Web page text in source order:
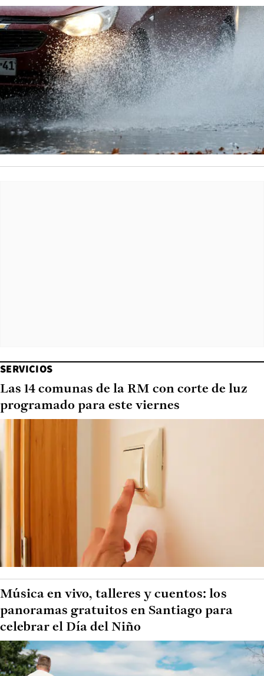
SERVICIOS
Las 14 comunas de la RM con corte de luz
programado para este viernes
Música en vivo, talleres y cuentos: los
panoramas gratuitos en Santiago para
celebrar el Día del Niño